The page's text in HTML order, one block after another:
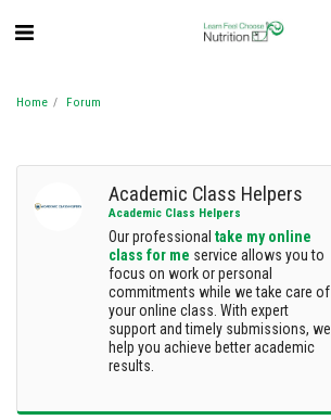
Home Forum
Academic Class Helpers
Academic Class Helpers
Our professional take my online
class for me service allows you to
focus on work or personal
commitments while we take care of
your online class. With expert
support and timely submissions, we
help you achieve better academic
results.